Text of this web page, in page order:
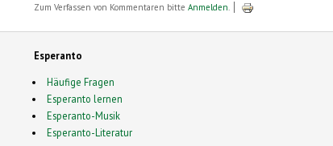
Zum Verfassen von Kommentaren bitte Anmelden.
Esperanto
Häufige Fragen
Esperanto lernen
Esperanto-Musik
Esperanto-Literatur